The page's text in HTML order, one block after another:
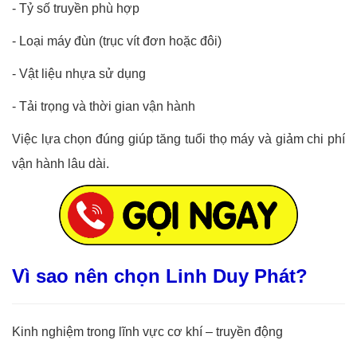
- Tỷ số truyền phù hợp
- Loại máy đùn (trục vít đơn hoặc đôi)
- Vật liệu nhựa sử dụng
- Tải trọng và thời gian vận hành
Việc lựa chọn đúng giúp tăng tuổi thọ máy và giảm chi phí
vận hành lâu dài.
Vì sao nên chọn Linh Duy Phát?
Kinh nghiệm trong lĩnh vực cơ khí – truyền động